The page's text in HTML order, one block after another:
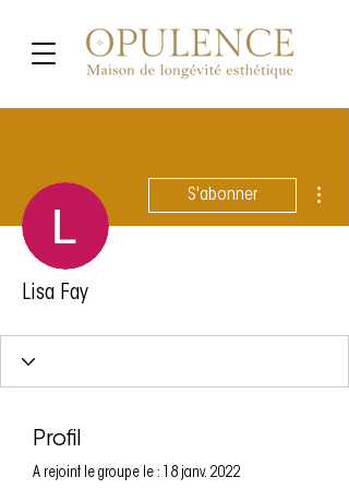
S'abonner
Lisa Fay
Profil
A rejoint le groupe le : 18 janv. 2022